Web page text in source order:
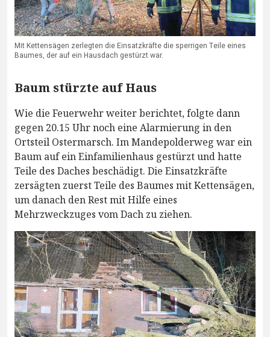
Mit Kettensägen zerlegten die Einsatzkräfte die sperrigen Teile eines
Baumes, der auf ein Hausdach gestürzt war.
Baum stürzte auf Haus
Wie die Feuerwehr weiter berichtet, folgte dann
gegen 20.15 Uhr noch eine Alarmierung in den
Ortsteil Ostermarsch. Im Mandepolderweg war ein
Baum auf ein Einfamilienhaus gestürzt und hatte
Teile des Daches beschädigt. Die Einsatzkräfte
zersägten zuerst Teile des Baumes mit Kettensägen,
um danach den Rest mit Hilfe eines
Mehrzweckzuges vom Dach zu ziehen.